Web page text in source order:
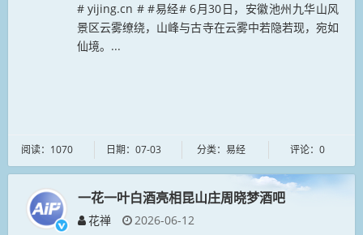
# yijing.cn # #易经# 6月30日，安徽池州九华山风
景区云雾缭绕，山峰与古寺在云雾中若隐若现，宛如
仙境。...
阅读：1070 日期：07-03 分类：易经 评论：0
一花一叶白酒亮相昆山庄周晓梦酒吧
花禅
2026-06-12